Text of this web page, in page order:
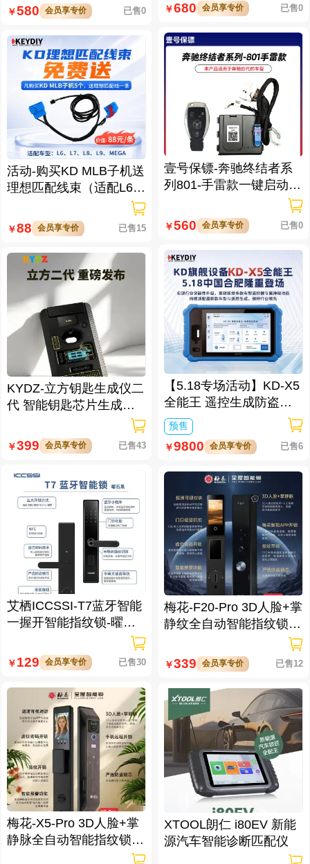
￥580 会员享专价 已售0
活动-购买KD MLB子机送
理想匹配线束（适配L6/L
￥88 会员享专价 已售15
KYDZ-立方钥匙生成仪二
代 智能钥匙芯片生成与
数据处理仪/立方钥匙生
成仪二代
￥399 会员享专价 已售43
艾栖ICCSSI-T7蓝牙智能
一握开智能指纹锁-曜石
黑 多方式开锁 蓝牙智能
管理
￥129 会员享专价 已售30
梅花-X5-Pro 3D人脸+掌
静脉全自动智能指纹锁
大屏可视对讲 虚位密码
￥680 会员享专价 已售0
壹号保镖-奔驰终结者系
列801-手雷款一键启动免
￥560 会员享专价 已售0
【5.18专场活动】KD-X5
全能王 遥控生成防盗匹
配仪
预售
￥9800 会员享专价 已售6
梅花-F20-Pro 3D人脸+掌
静纹全自动智能指纹锁
逗留抓拍 高清可视对讲
￥339 会员享专价 已售12
XTOOL朗仁 i80EV 新能
源汽车智能诊断匹配仪